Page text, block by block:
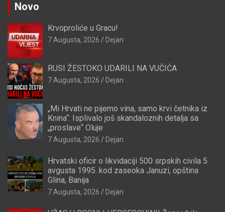
Novo
Krvoproliće u Gracu!
7 Augusta, 2026 Dejan
RUSI ŽESTOKO UDARILI NA VUČIĆA
7 Augusta, 2026 Dejan
„Mi Hrvati ne pijemo vina, samo krvi četnika iz
Knina“: Isplivalo još skandaloznih detalja sa
„proslave“ Oluje
7 Augusta, 2026 Dejan
Hrvatski oficir o likvidaciji 500 srpskih civila 5.
avgusta 1995. kod zaseoka Januzi, opština
Glina, Banija
7 Augusta, 2026 Dejan